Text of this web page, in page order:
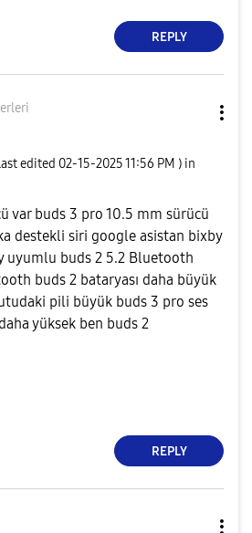
REPLY
leri
edited ‎02-15-202511:56 PM ) in
var buds 3 pro 10.5 mm sürücü
destekli siri google asistan bixby
uyumlu buds 2 5.2 Bluetooth
buds 2 bataryası daha büyük
pili büyük buds 3 pro ses
yüksek ben buds 2
REPLY